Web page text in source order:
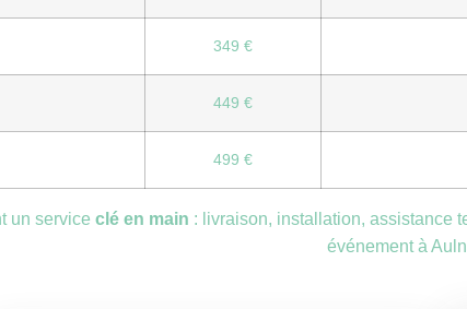
349 €
449 €
499 €
un service clé en main : livraison, installation, assistance
événement à